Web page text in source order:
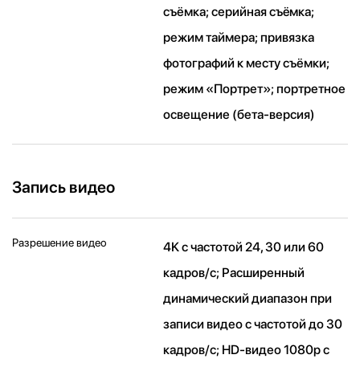
съёмка; серийная съëмка;
режим таймера; привязка
фотографий к месту съёмки;
режим «Портрет»; портретное
освещение (бета‑версия)
Запись видео
Разрешение видео
4K с частотой 24, 30 или 60
кадров/ с; Расширенный
динамический диапазон при
записи видео с частотой до 30
кадров/ с; HD-видео 1080p с